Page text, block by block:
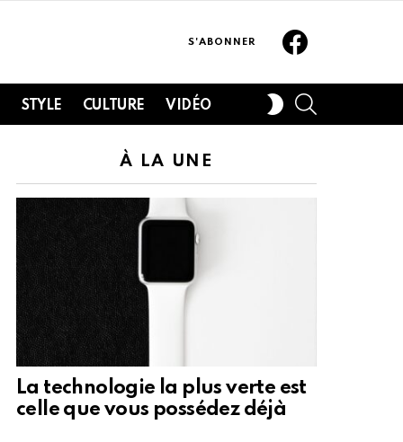
S'ABONNER
STYLE CULTURE VIDÉO
SWITCH
SKIN
À LA UNE
La technologie la plus verte est
celle que vous possédez déjà